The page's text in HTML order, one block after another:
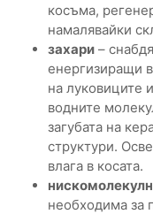
косъма,
намалявайки
захари –
енергизиращи
на луковиците
водните
загубата на
структури.
влага в косата.
необходима за